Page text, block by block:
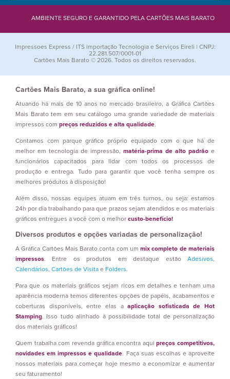
AMBIENTE SEGURO E GARANTIDO PELA CARTÕES MAIS BARATO
Impressoes Express / ITS importação Tecnologia e Serviços Eireli | CNPJ:
22.281.507/0001-01
Cartões Mais Barato © 2026. Todos os direitos reservados.
Cartões Mais Barato, a sua gráfica online!
Atuando há mais de 10 anos no mercado brasileiro, a Gráfica Cartões
Mais Barato tem em seu catálogo uma grande variedade de materiais
impressos com preços reduzidos e alta qualidade.
Contamos com parque gráfico próprio equipado com o que há de
melhor em tecnologia de impressão, matéria-prima de alto padrão e
funcionários capacitados para lidar com todos os processos de
produção e entrega. Tudo para garantir que você tenha sempre os
melhores produtos à disposição!
Além disso, nossas equipes atuam em três turnos, ou seja: estamos
24h por dia trabalhando para que prazos sejam atendidos e os materiais
gráficos entregues a você com o melhor custo-benefício!
Diversos produtos e opções variadas de personalização!
A Gráfica Cartões Mais Barato conta com ummix completo de materiais
impressos. Entre os produtos em destaque estão Adesivos,
Calendários, Cartões de Visita e Folders.
Para que os materiais gráficos sejam ricos em detalhes e tenham uma
aparência moderna temos diferentes opções de papéis, acabamentos e
coberturas disponíveis, entre elas aaplicação sofisticada de Hot
Stamping. Isso tudo alinhado à possibilidade total de personalização
dos materiais gráficos!
Quem trabalha com revenda gráfica encontra aquipreços competitivos,
novidades em impressos e qualidade. Faça suas escolhas e aproveite
nossos materiais para começar hoje mesmo a economizar e aumentar
seu faturamento!